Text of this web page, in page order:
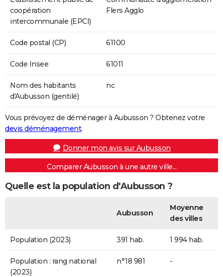
coopération
intercommunale (EPCI)
Flers Agglo
Code postal (CP) 61100
Code Insee 61011
Nom des habitants
d'Aubusson (gentilé)
nc
Vous prévoyez de déménager à Aubusson ? Obtenez votre
devis déménagement.
Donner mon avis sur Aubusson
Comparer Aubusson à une autre ville...
Quelle est la population d'Aubusson ?
Aubusson
Moyenne
des villes
Population (2023) 391 hab. 1 994 hab.
Population : rang national
(2023)
n°18 981 -